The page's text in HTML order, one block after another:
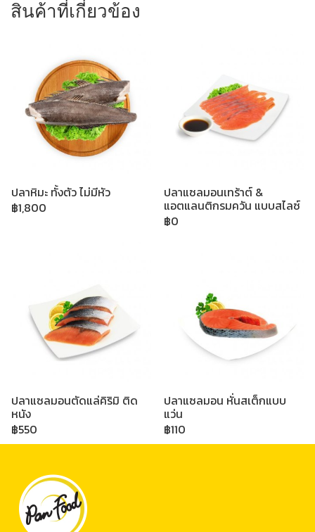
สินค้าที่เกี่ยวข้อง
ปลาหิมะ ทั้งตัว ไม่มีหัว
฿1,800
ปลาแซลมอนเทร้าต์ &
แอตแลนติกรมควัน แบบสไลซ์
฿0
ปลาแซลมอนตัดแล่คิริมิ ติด
หนัง
฿550
ปลาแซลมอน หั่นสเต็กแบบ
แว่น
฿110